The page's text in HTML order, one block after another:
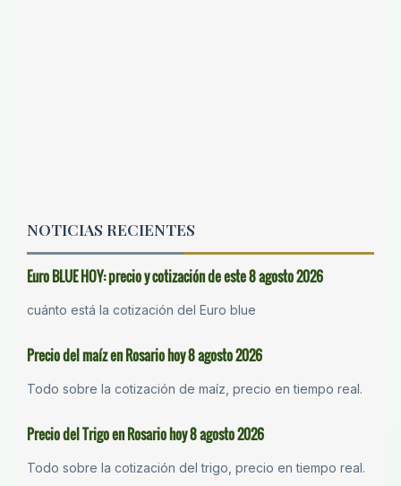
NOTICIAS RECIENTES
Euro BLUE HOY: precio y cotización de este 8 agosto 2026
cuánto está la cotización del Euro blue
Precio del maíz en Rosario hoy 8 agosto 2026
Todo sobre la cotización de maíz, precio en tiempo real.
Precio del Trigo en Rosario hoy 8 agosto 2026
Todo sobre la cotización del trigo, precio en tiempo real.